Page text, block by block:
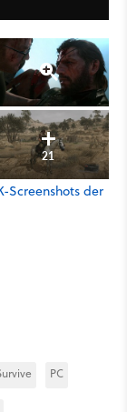
21
Screenshots der
PC